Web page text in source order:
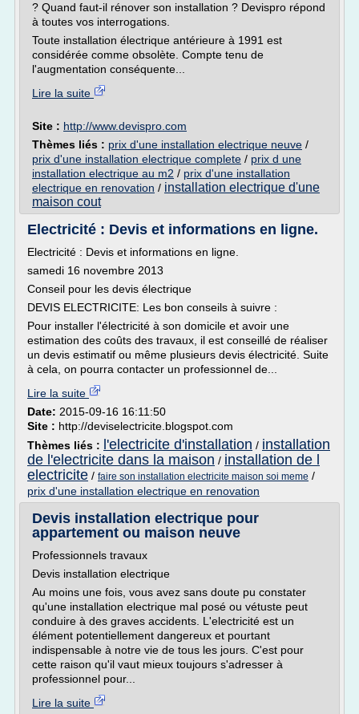
? Quand faut-il rénover son installation ? Devispro répond
à toutes vos interrogations.
Toute installation électrique antérieure à 1991 est
considérée comme obsolète. Compte tenu de
l'augmentation conséquente...
Lire la suite
Site : http://www.devispro.com
Thèmes liés : prix d'une installation electrique neuve /
prix d'une installation electrique complete / prix d une
installation electrique au m2 / prix d'une installation
electrique en renovation / installation electrique d'une
maison cout
Electricité : Devis et informations en ligne.
Electricité : Devis et informations en ligne.
samedi 16 novembre 2013
Conseil pour les devis électrique
DEVIS ELECTRICITE: Les bon conseils à suivre :
Pour installer l'électricité à son domicile et avoir une
estimation des coûts des travaux, il est conseillé de réaliser
un devis estimatif ou même plusieurs devis électricité. Suite
à cela, on pourra contacter un professionnel de...
Lire la suite
Date: 2015-09-16 16:11:50
Site : http://deviselectricite.blogspot.com
Thèmes liés :
l'electricite d'installation / installation
de l'electricite dans la maison / installation de l
electricite / faire son installation electricite maison soi meme /
prix d'une installation electrique en renovation
Devis installation electrique pour
appartement ou maison neuve
Professionnels travaux
Devis installation electrique
Au moins une fois, vous avez sans doute pu constater
qu'une installation electrique mal posé ou vétuste peut
conduire à des graves accidents. L'electricité est un
élément potentiellement dangereux et pourtant
indispensable à notre vie de tous les jours. C'est pour
cette raison qu'il vaut mieux toujours s'adresser à
professionnel pour...
Lire la suite